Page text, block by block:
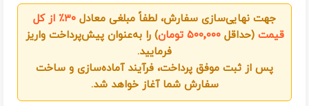
جهت نهایی‌سازی سفارش، لطفاً مبلغی معادل
۳۰٪ از کل
قیمت (حداقل۵۰۰٬۰۰۰ تومان
) را به‌عنوان پیش‌پرداخت واریز
فرمایید.
پس از ثبت موفق پرداخت، فرآیند آماده‌سازی و ساخت
سفارش شما آغاز خواهد شد.